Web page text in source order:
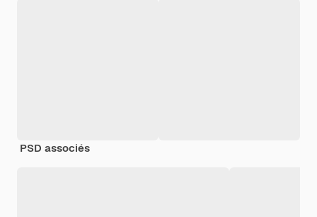
PSD associés